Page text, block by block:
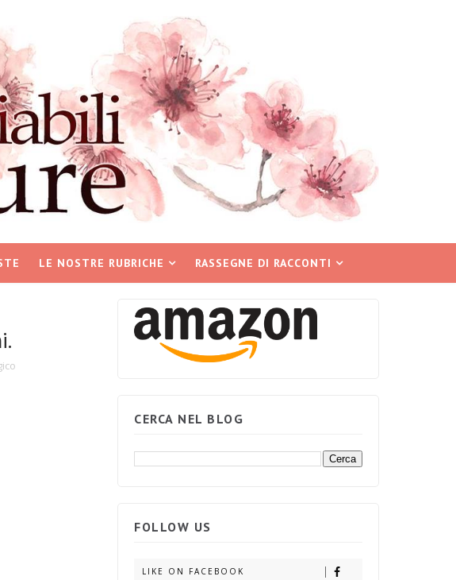
LE NOSTRE RUBRICHE RASSEGNE DI RACCONTI
CERCA NEL BLOG
FOLLOW US
LIKE ON FACEBOOK